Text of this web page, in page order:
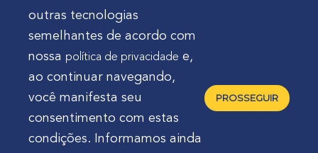
Cliente
Onde comprar produtos
Quero Enerbras na minha loja
outras tecnologias
semelhantes de acordo com
nossa política de privacidade e,
ao continuar navegando,
você manifesta seu
consentimento com estas
condições. Informamos ainda
PROSSEGUIR